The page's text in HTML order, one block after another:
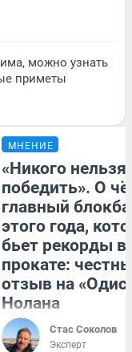
можно узнать
приметы
МНЕНИЕ
«Никого нельзя
победить». О
главный
этого года,
бьет рекорды в
прокате:
отзыв на
Нолана
Стас Соколов
Эксперт